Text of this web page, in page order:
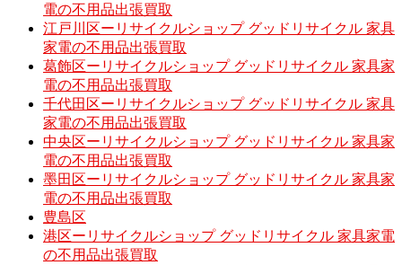
電の不用品出張買取
江戸川区ーリサイクルショップ グッドリサイクル 家具
家電の不用品出張買取
葛飾区ーリサイクルショップ グッドリサイクル 家具家
電の不用品出張買取
千代田区ーリサイクルショップ グッドリサイクル 家具
家電の不用品出張買取
中央区ーリサイクルショップ グッドリサイクル 家具家
電の不用品出張買取
墨田区ーリサイクルショップ グッドリサイクル 家具家
電の不用品出張買取
豊島区
港区ーリサイクルショップ グッドリサイクル 家具家電
の不用品出張買取